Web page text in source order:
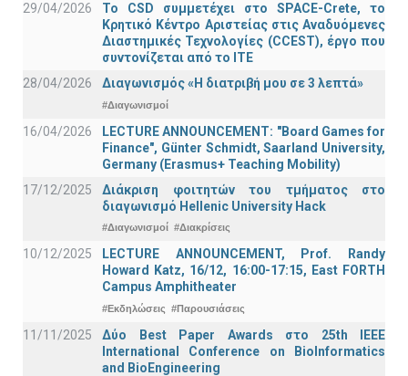
29/04/2026
Το CSD συμμετέχει στο SPACE-Crete, το
Κρητικό Κέντρο Αριστείας στις Αναδυόμενες
Διαστημικές Τεχνολογίες (CCEST), έργο που
συντονίζεται από το ΙΤΕ
28/04/2026
Διαγωνισμός «Η διατριβή μου σε 3 λεπτά»
#Διαγωνισμοί
16/04/2026
LECTURE ANNOUNCEMENT: "Board Games for
Finance", Günter Schmidt, Saarland University,
Germany (Erasmus+ Teaching Mobility)
17/12/2025
Διάκριση φοιτητών του τμήματος στο
διαγωνισμό Hellenic University Hack
#Διαγωνισμοί #Διακρίσεις
10/12/2025
LECTURE ANNOUNCEMENT, Prof. Randy
Howard Katz, 16/12, 16:00-17:15, East FORTH
Campus Amphitheater
#Εκδηλώσεις #Παρουσιάσεις
11/11/2025
Δύο Best Paper Awards στο 25th IEEE
International Conference on BioInformatics
and BioEngineering